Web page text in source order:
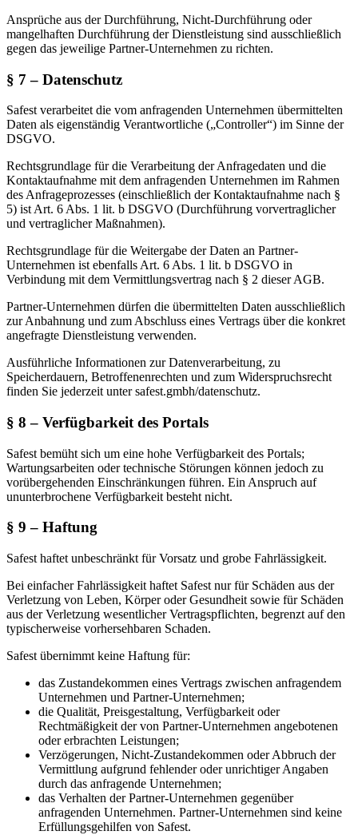
Ansprüche aus der Durchführung, Nicht-Durchführung oder
mangelhaften Durchführung der Dienstleistung sind ausschließlich
gegen das jeweilige Partner-Unternehmen zu richten.
§ 7 – Datenschutz
Safest verarbeitet die vom anfragenden Unternehmen übermittelten
Daten als eigenständig Verantwortliche („Controller“) im Sinne der
DSGVO.
Rechtsgrundlage für die Verarbeitung der Anfragedaten und die
Kontaktaufnahme mit dem anfragenden Unternehmen im Rahmen
des Anfrageprozesses (einschließlich der Kontaktaufnahme nach §
5) ist Art. 6 Abs. 1 lit. b DSGVO (Durchführung vorvertraglicher
und vertraglicher Maßnahmen).
Rechtsgrundlage für die Weitergabe der Daten an Partner-
Unternehmen ist ebenfalls Art. 6 Abs. 1 lit. b DSGVO in
Verbindung mit dem Vermittlungsvertrag nach § 2 dieser AGB.
Partner-Unternehmen dürfen die übermittelten Daten ausschließlich
zur Anbahnung und zum Abschluss eines Vertrags über die konkret
angefragte Dienstleistung verwenden.
Ausführliche Informationen zur Datenverarbeitung, zu
Speicherdauern, Betroffenenrechten und zum Widerspruchsrecht
finden Sie jederzeit unter safest.gmbh/datenschutz.
§ 8 – Verfügbarkeit des Portals
Safest bemüht sich um eine hohe Verfügbarkeit des Portals;
Wartungsarbeiten oder technische Störungen können jedoch zu
vorübergehenden Einschränkungen führen. Ein Anspruch auf
ununterbrochene Verfügbarkeit besteht nicht.
§ 9 – Haftung
Safest haftet unbeschränkt für Vorsatz und grobe Fahrlässigkeit.
Bei einfacher Fahrlässigkeit haftet Safest nur für Schäden aus der
Verletzung von Leben, Körper oder Gesundheit sowie für Schäden
aus der Verletzung wesentlicher Vertragspflichten, begrenzt auf den
typischerweise vorhersehbaren Schaden.
Safest übernimmt keine Haftung für:
das Zustandekommen eines Vertrags zwischen anfragendem
Unternehmen und Partner-Unternehmen;
die Qualität, Preisgestaltung, Verfügbarkeit oder
Rechtmäßigkeit der von Partner-Unternehmen angebotenen
oder erbrachten Leistungen;
Verzögerungen, Nicht-Zustandekommen oder Abbruch der
Vermittlung aufgrund fehlender oder unrichtiger Angaben
durch das anfragende Unternehmen;
das Verhalten der Partner-Unternehmen gegenüber
anfragenden Unternehmen. Partner-Unternehmen sind keine
Erfüllungsgehilfen von Safest.